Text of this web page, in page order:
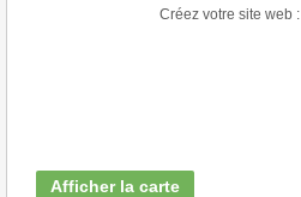
Créez votre site web :
Afficher la carte